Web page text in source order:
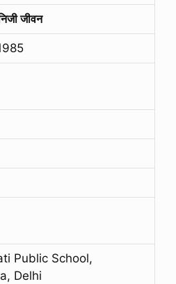
जीवन
Public School,
Delhi